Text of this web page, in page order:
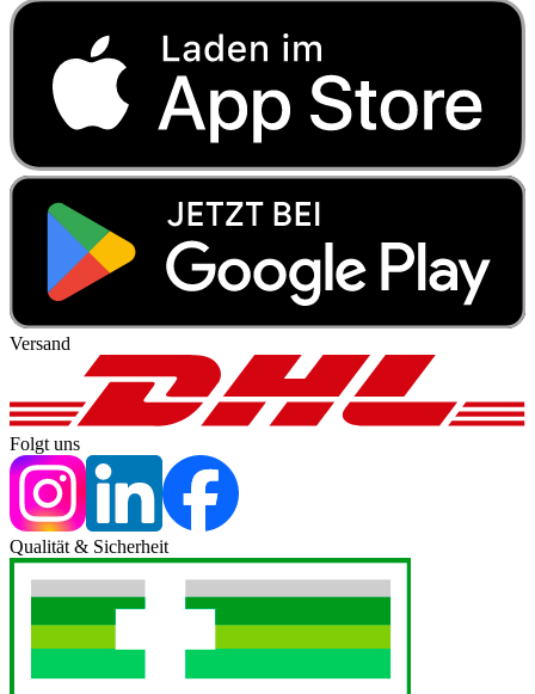
Versand
Folgt uns
Qualität & Sicherheit